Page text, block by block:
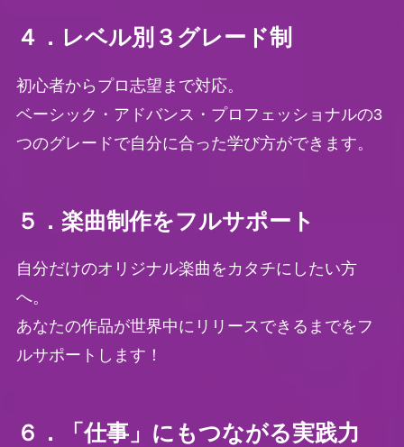
４．レベル別３グレード制
初心者からプロ志望まで対応。
ベーシック・アドバンス・プロフェッショナルの3
つのグレードで自分に合った学び方ができます。
５．楽曲制作をフルサポート
自分だけのオリジナル楽曲をカタチにしたい方
へ。
あなたの作品が世界中にリリースできるまでをフ
ルサポートします！
６．「仕事」にもつながる実践力